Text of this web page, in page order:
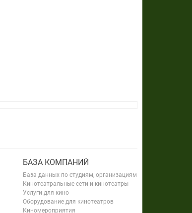
БАЗА КОМПАНИЙ
База данных по студиям, организациям
Кинотеатральные сети и кинотеатры
Услуги для кино
Оборудование для кинотеатров
Киномероприятия